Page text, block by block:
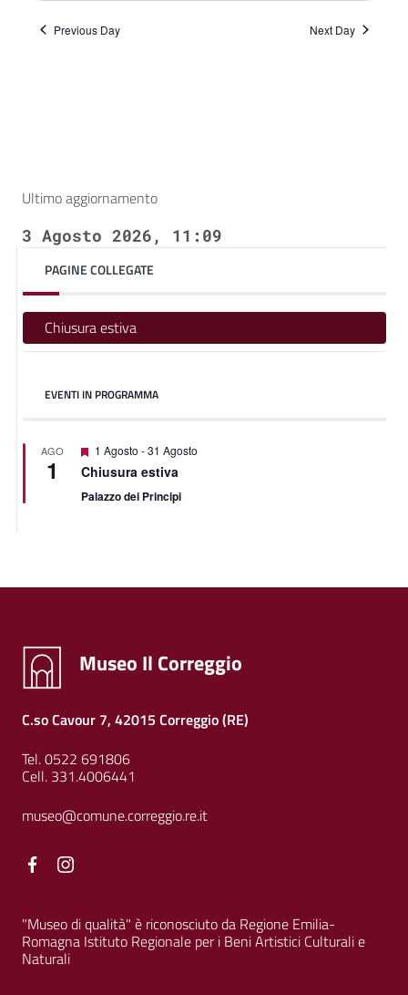
Previous Day Next Day
Ultimo aggiornamento
3 Agosto 2026, 11:09
PAGINE COLLEGATE
Chiusura estiva
EVENTI IN PROGRAMMA
AGO
1
Featured
1 Agosto -31 Agosto
Chiusura estiva
Palazzo dei Principi
Museo Il Correggio
C.so Cavour 7, 42015 Correggio (RE)
Tel. 0522 691806
Cell. 331.4006441
museo@comune.correggio.re.it
Facebook
"Museo di qualità" è riconosciuto da Regione Emilia-
Romagna Istituto Regionale per i Beni Artistici Culturali e
Naturali